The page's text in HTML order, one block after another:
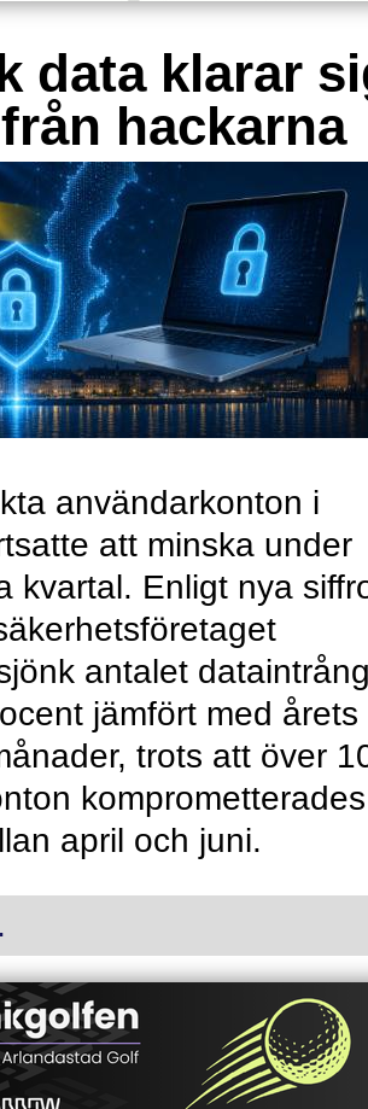
data klarar
hackarna
användarkonton i
att minska under
kvartal. Enligt nya
antalet
jämfört med årets
trots att över
komprometterades
april och juni.